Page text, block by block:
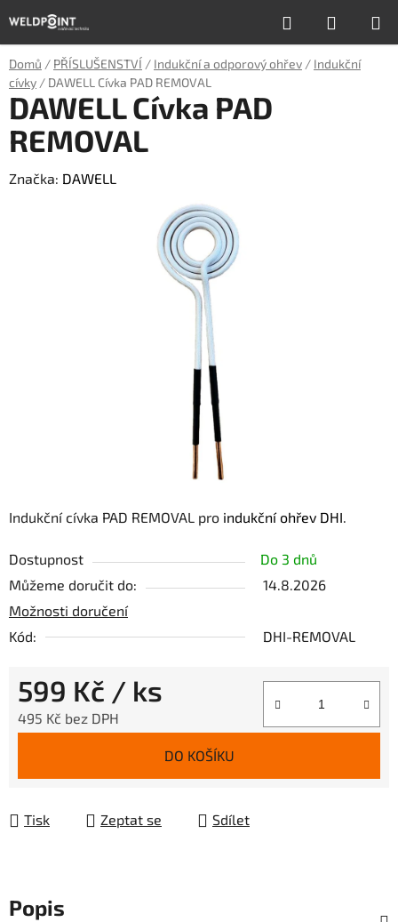
na
obsah
Hledat
KOŠÍK
Domů / PŘÍSLUŠENSTVÍ / Indukční a odporový ohřev / Indukční
cívky / DAWELL Cívka PAD REMOVAL
Indukční cívka PAD REMOVAL pro indukční ohřev DHI.
Dostupnost
Do 3 dnů
Můžeme doručit do:
14.8.2026
Možnosti doručení
Kód:
DHI-REMOVAL
599 Kč / ks
495 Kč bez DPH
DO KOŠÍKU
Tisk Zeptat se Sdílet
DAWELL Cívka PAD
REMOVAL
Značka: DAWELL
Popis